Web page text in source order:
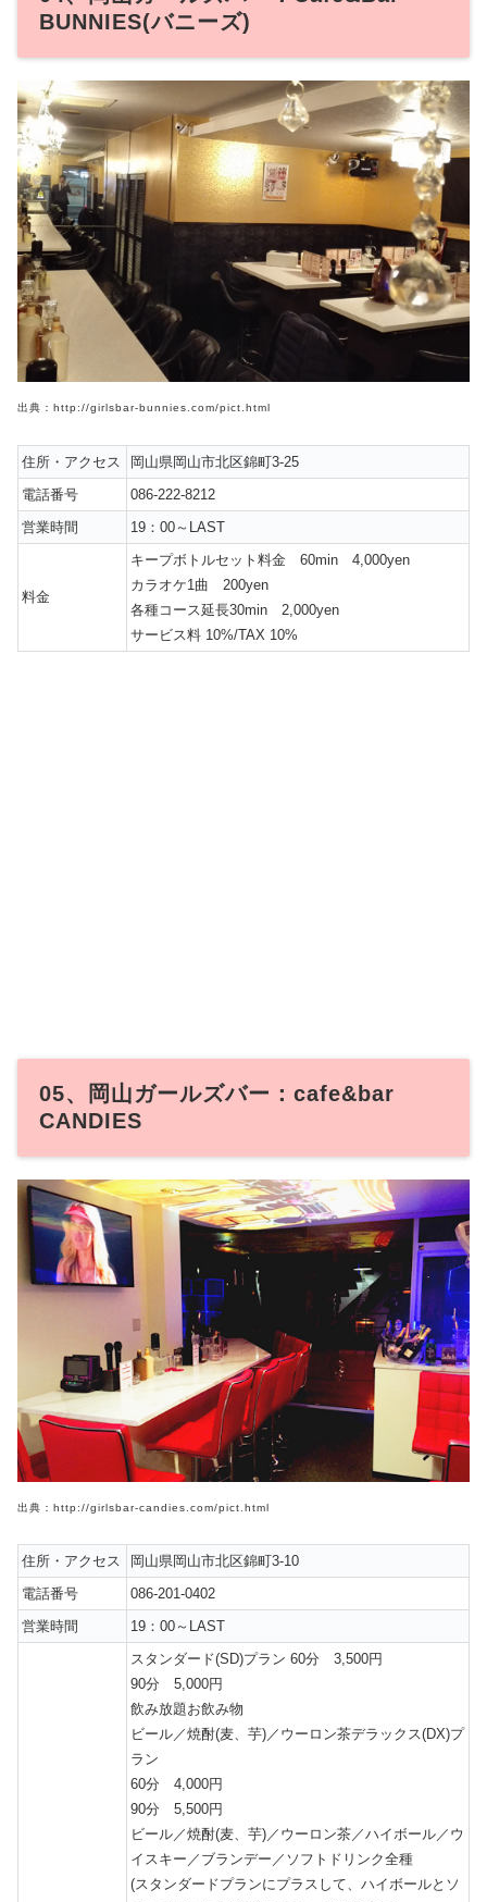
BUNNIES(バニーズ)
出典：http://girlsbar-bunnies.com/pict.html
住所・アクセス
岡山県岡山市北区錦町3-25
電話番号
086-222-8212
営業時間
19：00～LAST
料金
キープボトルセット料金 60min 4,000yen
カラオケ1曲 200yen
各種コース延長30min 2,000yen
サービス料 10%/TAX 10%
05、岡山ガールズバー：cafe&bar
CANDIES
出典：http://girlsbar-candies.com/pict.html
住所・アクセス
岡山県岡山市北区錦町3-10
電話番号
086-201-0402
営業時間
19：00～LAST
スタンダード(SD)プラン 60分 3,500円
90分 5,000円
飲み放題お飲み物
ビール／焼酎(麦、芋)／ウーロン茶デラックス(DX)プ
ラン
60分 4,000円
90分 5,500円
ビール／焼酎(麦、芋)／ウーロン茶／ハイボール／ウ
イスキー／ブランデー／ソフトドリンク全種
(スタンダードプランにプラスして、ハイボールとソ